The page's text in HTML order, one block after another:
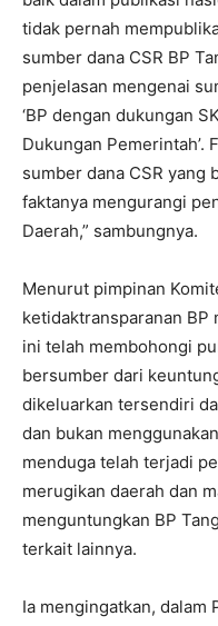
tidak pernah
sumber dana CSR BP
penjelasan mengenai
‘BP dengan dukungan
Dukungan Pemerintah’.
sumber dana CSR yang
faktanya mengurangi
Daerah,” sambungnya.
Menurut pimpinan
ketidaktransparanan BP
ini telah membohongi
bersumber dari
dikeluarkan tersendiri
dan bukan
menduga telah terjadi
merugikan daerah dan
menguntungkan BP
terkait lainnya.
Ia mengingatkan, dalam